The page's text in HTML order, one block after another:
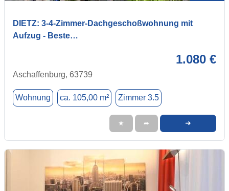
DIETZ: 3-4-Zimmer-Dachgeschoßwohnung mit
Aufzug - Beste…
1.080 €
Aschaffenburg, 63739
Wohnung ca. 105,00 m² Zimmer 3.5
★ ➦ ➜